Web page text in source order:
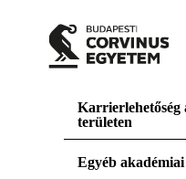
Karrierlehetőség
területen
Egyéb